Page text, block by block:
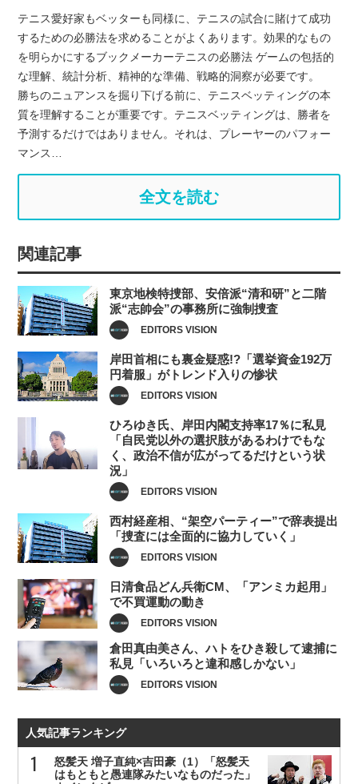
テニス愛好家もベッターも同様に、テニスの試合に賭けて成功
するための必勝法を求めることがよくあります。効果的なもの
を明らかにするブックメーカーテニスの必勝法 ゲームの包括的
な理解、統計分析、精神的な準備、戦略的洞察が必要です。
勝ちのニュアンスを掘り下げる前に、テニスベッティングの本
質を理解することが重要です。テニスベッティングは、勝者を
予測するだけではありません。それは、プレーヤーのパフォー
マンス…
全文を読む
関連記事
東京地検特捜部、安倍派“清和研”と二階
派“志帥会”の事務所に強制捜査
EDITORS VISION
岸田首相にも裏金疑惑!?「選挙資金192万
円着服」がトレンド入りの惨状
EDITORS VISION
ひろゆき氏、岸田内閣支持率17％に私見
「自民党以外の選択肢があるわけでもな
く、政治不信が広がってるだけという状
況」
EDITORS VISION
西村経産相、“架空パーティー”で辞表提出
「捜査には全面的に協力していく」
EDITORS VISION
日清食品どん兵衛CM、「アンミカ起用」
で不買運動の動き
EDITORS VISION
倉田真由美さん、ハトをひき殺して逮捕に
私見「いろいろと違和感しかない」
EDITORS VISION
人気記事ランキング
怒髪天 増子直純×吉田豪（1）「怒髪天
はもともと愚連隊みたいなものだった」